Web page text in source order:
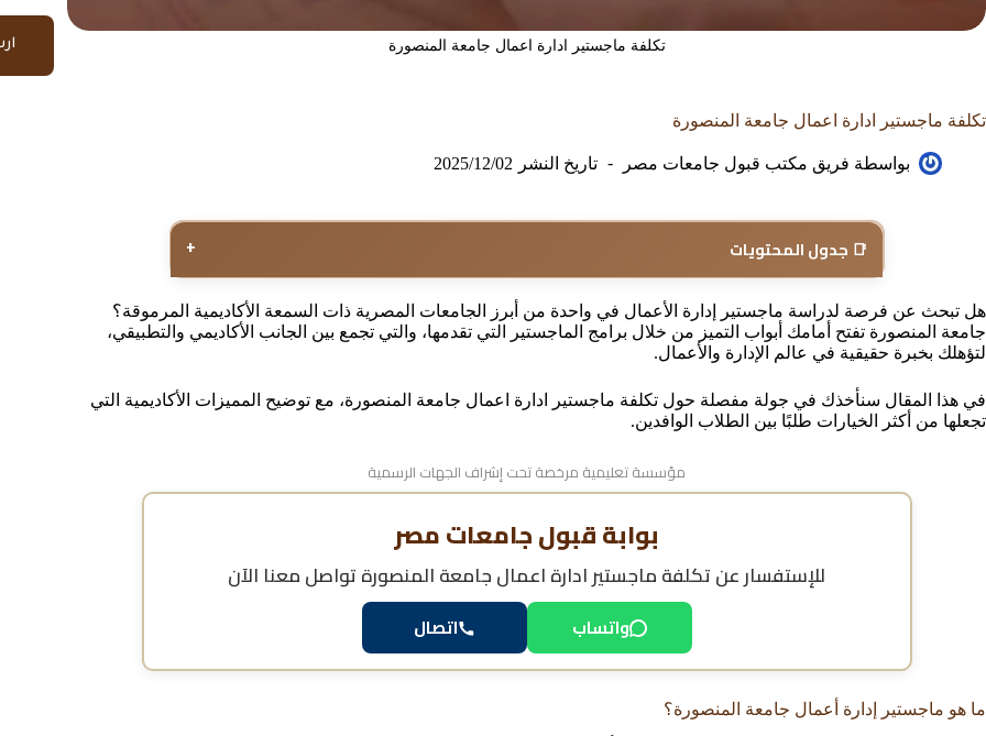
تكلفة ماجستير ادارة اعمال جامعة المنصورة
تكلفة ماجستير ادارة اعمال جامعة المنصورة
بواسطة فريق مكتب قبول جامعات مصر تاريخ النشر 2025/12/02
📑 جدول المحتويات +
هل تبحث عن فرصة لدراسة ماجستير إدارة الأعمال في واحدة من أبرز الجامعات المصرية ذات السمعة الأكاديمية المرموقة؟
جامعة المنصورة تفتح أمامك أبواب التميز من خلال برامج الماجستير التي تقدمها، والتي تجمع بين الجانب الأكاديمي والتطبيقي،
لتؤهلك بخبرة حقيقية في عالم الإدارة والأعمال.
في هذا المقال سنأخذك في جولة مفصلة حول تكلفة ماجستير ادارة اعمال جامعة المنصورة، مع توضيح المميزات الأكاديمية التي
تجعلها من أكثر الخيارات طلبًا بين الطلاب الوافدين.
مؤسسة تعليمية مرخصة تحت إشراف الجهات الرسمية
بوابة قبول جامعات مصر
للإستفسار عنتكلفة ماجستير ادارة اعمال جامعة المنصورةتواصل معنا الآن
واتساب اتصال
ما هو ماجستير إدارة أعمال جامعة المنصورة؟